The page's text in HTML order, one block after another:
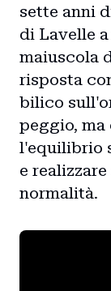
sette anni
di Lavelle
maiuscola
risposta
bilico
peggio,
l'equilibrio
e
normalità.